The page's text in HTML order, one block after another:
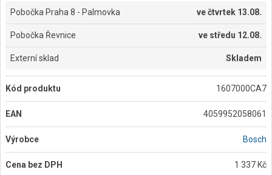
Pobočka Praha 8 - Palmovka večtvrtek 13.08.
Pobočka Řevnice ve středu 12.08.
Externí sklad Skladem
Kód produktu 1607000CA7
EAN 4059952058061
Výrobce Bosch
Cena bez DPH 1 337 Kč